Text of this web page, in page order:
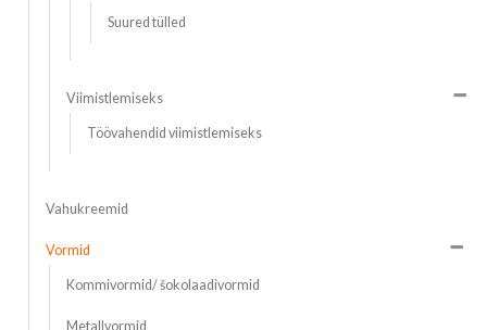
Suured tülled
Viimistlemiseks
Töövahendid viimistlemiseks
Vahukreemid
Vormid
Kommivormid/ šokolaadivormid
Metallvormid